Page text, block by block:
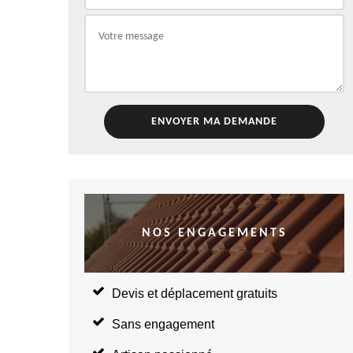
NOS ENGAGEMENTS
Devis et déplacement gratuits
Sans engagement